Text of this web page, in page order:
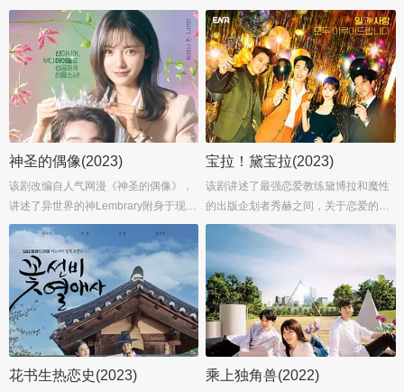
婚姻失败后通过临时结婚服务认识了第
二任妻子仁智（徐玄振 饰），而正元则
是仁智通过该项服务遇到的第五任丈
夫，两人的关系随着湖中的后备箱被发
现而产生动摇……...
一對結婚10年的高知識分子夫妻，戲中
隨著時間過去，他倆相處已流於形式而
且性生活一成不變，諸多問題使得兩人
決定改變。...
神圣的偶像(2023)
该剧改编自人气网漫《神圣的偶像》，
讲述了异世界的神Lembrary附身于现世
的无名爱豆禹延宇身体后发生的幻想罗
曼史电视剧。...
宝拉！黛宝拉(2023)
该剧讲述了最强恋爱教练黛博拉和魔性
的出版企划者秀赫之间，关于恋爱的一
切故事。...
花书生热恋史(2023) 乘上独角兽(2022)